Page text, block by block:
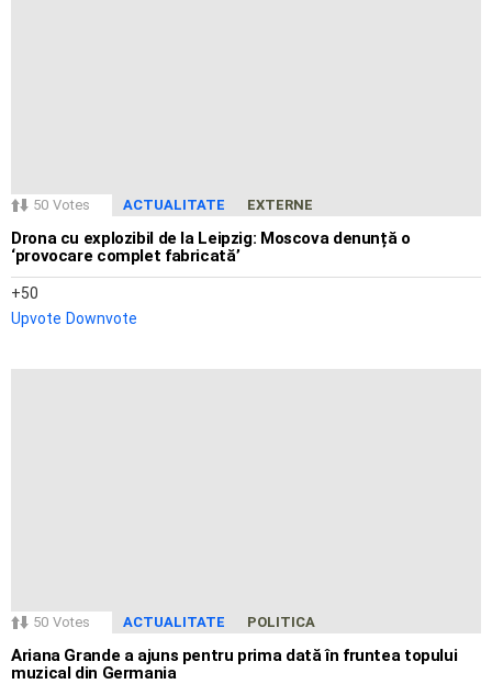
50 Votes ACTUALITATE EXTERNE
Drona cu explozibil de la Leipzig: Moscova denunță o
‘provocare complet fabricată’
50
Upvote Downvote
50 Votes ACTUALITATE POLITICA
Ariana Grande a ajuns pentru prima dată în fruntea topului
muzical din Germania